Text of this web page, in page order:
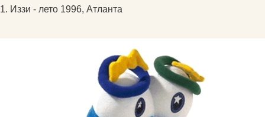
1. Иззи - лето 1996, Атланта